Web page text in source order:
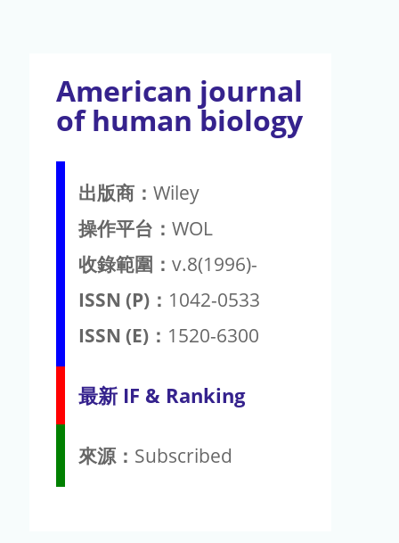
American journal
of human biology
出版商： Wiley
操作平台： WOL
收錄範圍： v.8(1996)-
ISSN (P)： 1042-0533
ISSN (E)： 1520-6300
最新 IF & Ranking
來源： Subscribed